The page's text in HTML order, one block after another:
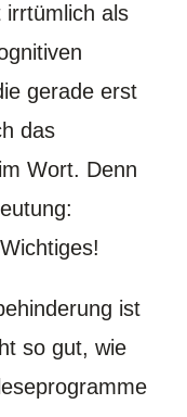
irrtümlich als
gerade erst
das
Wort. Denn
ist
so gut, wie